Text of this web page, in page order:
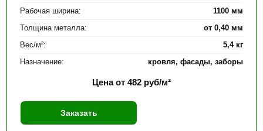
Рабочая ширина:
1100 мм
Толщина металла:
от 0,40 мм
Вес/м²:
5,4 кг
Назначение:
кровля, фасады, заборы
Цена от 482 руб/м²
Заказать